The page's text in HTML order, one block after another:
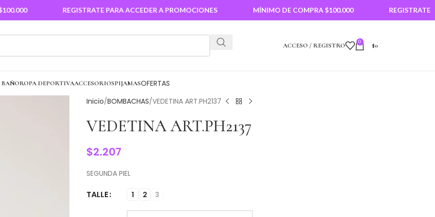
REGISTRATE PARA ACCEDER A PROMOCIONES MÍNIMO DE COMPRA $100.000 REGISTRATE PARA
ACCESO / REGISTRO 0 $0
BAÑOROPA DEPORTIVAACCESORIOSPIJAMASOFERTAS
Inicio BOMBACHAS VEDETINA ART.PH2137
VEDETINA ART.PH2137
$2.207
SEGUNDA PIEL
TALLE 1 2 3